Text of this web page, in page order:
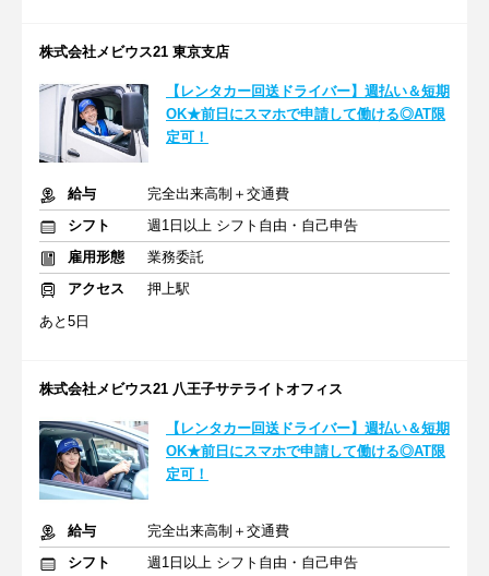
株式会社メビウス21 東京支店
【レンタカー回送ドライバー】週払い＆短期
OK★前日にスマホで申請して働ける◎AT限
定可！
給与
完全出来高制＋交通費
シフト
週1日以上 シフト自由・自己申告
雇用形態
業務委託
アクセス
押上駅
あと5日
株式会社メビウス21 八王子サテライトオフィス
【レンタカー回送ドライバー】週払い＆短期
OK★前日にスマホで申請して働ける◎AT限
定可！
給与
完全出来高制＋交通費
シフト
週1日以上 シフト自由・自己申告